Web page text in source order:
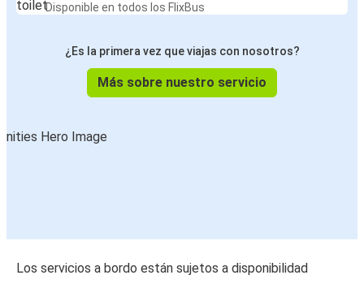
Disponible en todos los FlixBus
¿Es la primera vez que viajas con nosotros?
Más sobre nuestro servicio
Los servicios a bordo están sujetos a disponibilidad